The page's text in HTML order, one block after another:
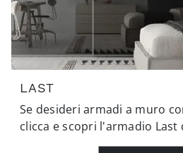
LAST
Se desideri armadi a muro
clicca e scopri l'armadio Last